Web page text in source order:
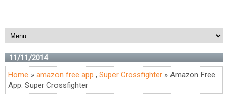
11/11/2014
Home » amazon free app , Super Crossfighter » Amazon Free
App: Super Crossfighter